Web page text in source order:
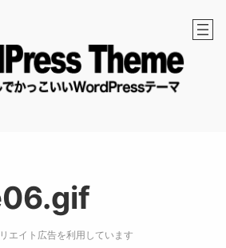
エイト広告を利用しています